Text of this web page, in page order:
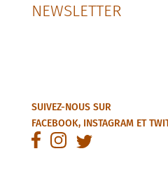
NEWSLETTER
SUIVEZ-NOUS SUR
FACEBOOK, INSTAGRAMET